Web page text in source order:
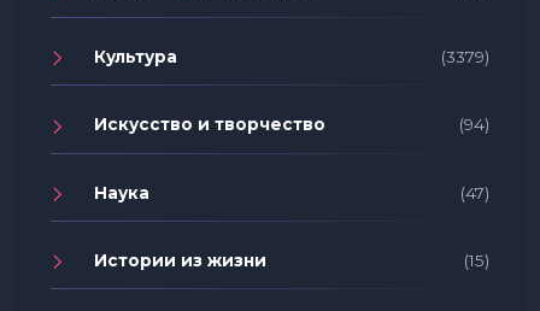
Культура (3379)
Искусство и творчество (94)
Наука (47)
Истории из жизни (15)